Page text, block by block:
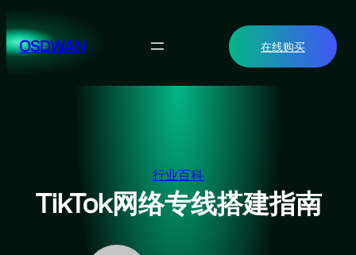
至
内OSDWAN 在线购买
行业百科
TikTok网络专线搭建指南